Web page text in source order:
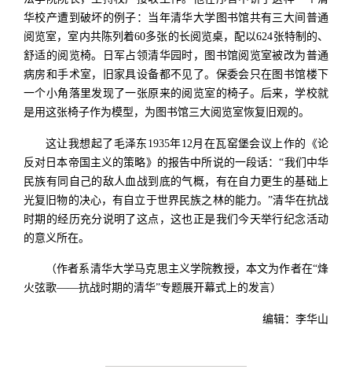
华校产遭到破坏的例子：当年清华大学图书馆共有三大间普通
阅览室，室内共陈列着60多张的长阅览桌，配以624张特制的、
舒适的阅览椅。日军占领清华园时，图书馆阅览室被改为普通
病房和手术室，旧家具设备都不见了。保委会只在图书馆楼下
一个小角落里发现了一张原来的阅览室的椅子。后来，学校就
是用这张椅子作为模型，为图书馆三大阅览室恢复旧观的。
这让我想起了毛泽东1935年12月在瓦窑堡会议上作的《论
反对日本帝国主义的策略》的报告中所说的一段话：“我们中华
民族有同自己的敌人血战到底的气概，有在自力更生的基础上
光复旧物的决心，有自立于世界民族之林的能力。”清华在抗战
时期的经历充分说明了这点，这也正是我们今天举行纪念活动
的意义所在。
（作者系清华大学马克思主义学院教授，本文为作者在“烽
火弦歌——抗战时期的清华”专题展开幕式上的发言）
编辑：李华山